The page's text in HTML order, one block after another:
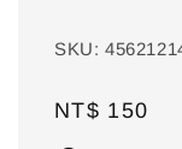
SKU:
Regular
price
NT$ 150